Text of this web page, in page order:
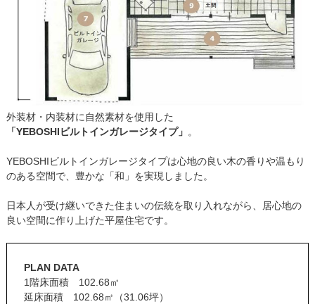
外装材・内装材に自然素材を使用した
「YEBOSHIビルトインガレージタイプ」 。
YEBOSHIビルトインガレージタイプは心地の良い木の香りや温もり
のある空間で、豊かな「和」を実現しました。
日本人が受け継いできた住まいの伝統を取り入れながら、居心地の
良い空間に作り上げた平屋住宅です。
PLAN DATA
1階床面積 102.68㎡
延床面積 102.68㎡（31.06坪）